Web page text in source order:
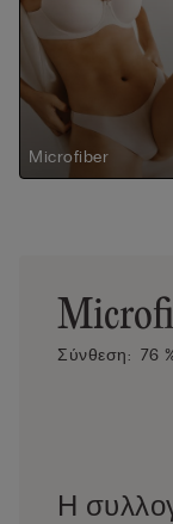
Microfiber
Σύνθεση: 76
Η